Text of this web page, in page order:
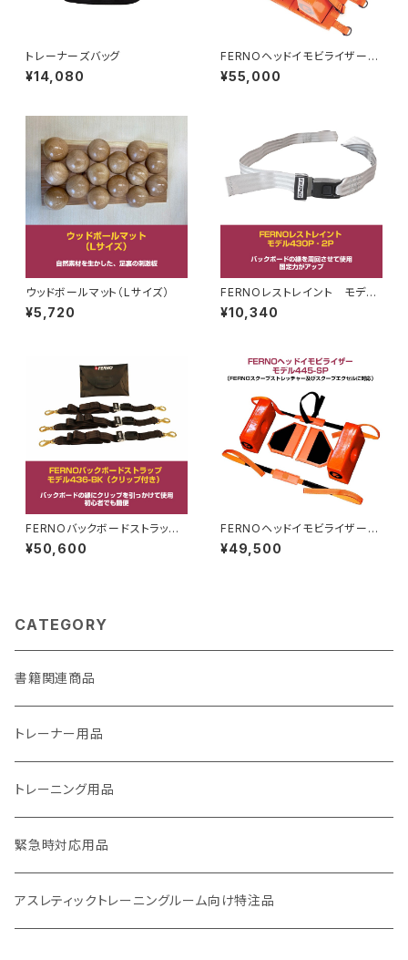
トレーナーズバッグ
¥14,080
FERNOヘッドイモビライザー
モデル445（FERNOハイテック
バックボード モデル2010に対
¥55,000
ウッドボールマット（Lサイズ）
¥5,720
FERNOレストレイント モデル
430P‐2P
¥10,340
FERNOバックボードストラッ
プ モデル436-BK（クリップ付
き）
¥50,600
FERNOヘッドイモビライザー
モデル445-SP（FERNOスクー
プストレッチャー及びスクープエ
¥49,500
CATEGORY
書籍関連商品
トレーナー用品
トレーニング用品
緊急時対応用品
アスレティックトレーニングルーム向け特注品